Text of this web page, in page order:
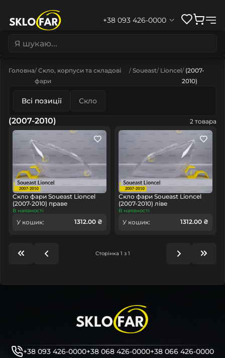
+38 093 426-0000
Головна Скло, корпуси та складові
фари
Soueast Lioncel (2007-
2010)
Всі позиції Скло
(2007-2010) 2 товара
Скло фари Soueast Lioncel
(2007-2010) праве
В наявності
У кошик: 1312.00 ₴
Скло фари Soueast Lioncel
(2007-2010) ліве
В наявності
У кошик: 1312.00 ₴
Сторінка 1 з 1
+38 093 426-0000+38 068 426-0000+38 066 426-0000